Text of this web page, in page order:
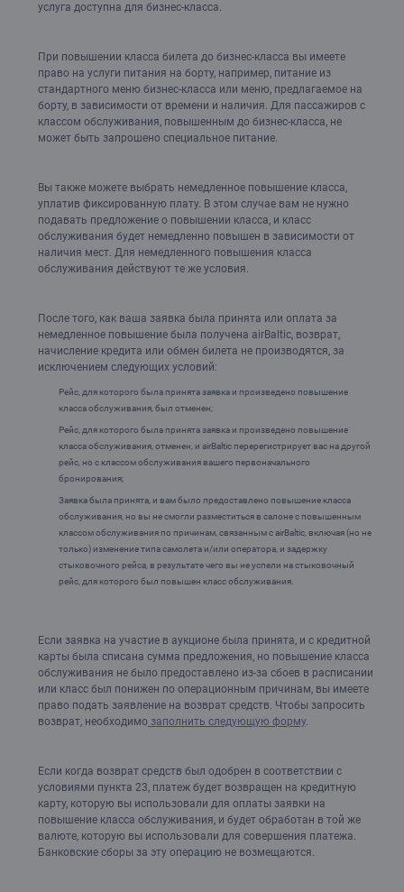
услуга доступна для бизнес-класса.
При повышении класса билета до бизнес-класса вы имеете
право на услуги питания на борту, например, питание из
стандартного меню бизнес-класса или меню, предлагаемое на
борту, в зависимости от времени и наличия. Для пассажиров с
классом обслуживания, повышенным до бизнес-класса, не
может быть запрошено специальное питание.
Вы также можете выбрать немедленное повышение класса,
уплатив фиксированную плату. В этом случае вам не нужно
подавать предложение о повышении класса, и класс
обслуживания будет немедленно повышен в зависимости от
наличия мест. Для немедленного повышения класса
обслуживания действуют те же условия.
После того, как ваша заявка была принята или оплата за
немедленное повышение была получена airBaltic, возврат,
начисление кредита или обмен билета не производятся, за
исключением следующих условий:
Рейс, для которого была принята заявка и произведено повышение
класса обслуживания, был отменен;
Рейс, для которого была принята заявка и произведено повышение
класса обслуживания, отменен, и airBaltic перерегистрирует вас на другой
рейс, но с классом обслуживания вашего первоначального
бронирования;
Заявка была принята, и вам было предоставлено повышение класса
обслуживания, но вы не смогли разместиться в салоне с повышенным
классом обслуживания по причинам, связанным с airBaltic, включая (но не
только) изменение типа самолета и/или оператора, и задержку
стыковочного рейса, в результате чего вы не успели на стыковочный
рейс, для которого был повышен класс обслуживания.
Если заявка на участие в аукционе была принята, и с кредитной
карты была списана сумма предложения, но повышение класса
обслуживания не было предоставлено из-за сбоев в расписании
или класс был понижен по операционным причинам, вы имеете
право подать заявление на возврат средств. Чтобы запросить
возврат, необходимо заполнить следующую форму.
Если когда возврат средств был одобрен в соответствии с
условиями пункта 23, платеж будет возвращен на кредитную
карту, которую вы использовали для оплаты заявки на
повышение класса обслуживания, и будет обработан в той же
валюте, которую вы использовали для совершения платежа.
Банковские сборы за эту операцию не возмещаются.